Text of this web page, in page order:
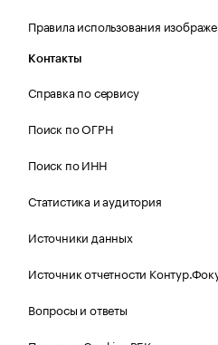
Правила использования
Контакты
Справка по сервису
Поиск по ОГРН
Поиск по ИНН
Статистика и аудитория
Источники данных
Источник отчетности
Вопросы и ответы